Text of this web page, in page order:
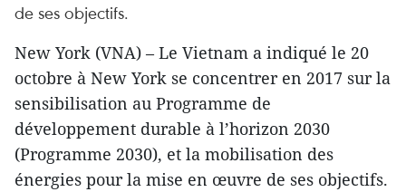
de ses objectifs.
New York (VNA) – Le Vietnam a indiqué le 20
octobre à New York se concentrer en 2017 sur la
sensibilisation au Programme de
développement durable à l’horizon 2030
(Programme 2030), et la mobilisation des
énergies pour la mise en œuvre de ses objectifs.